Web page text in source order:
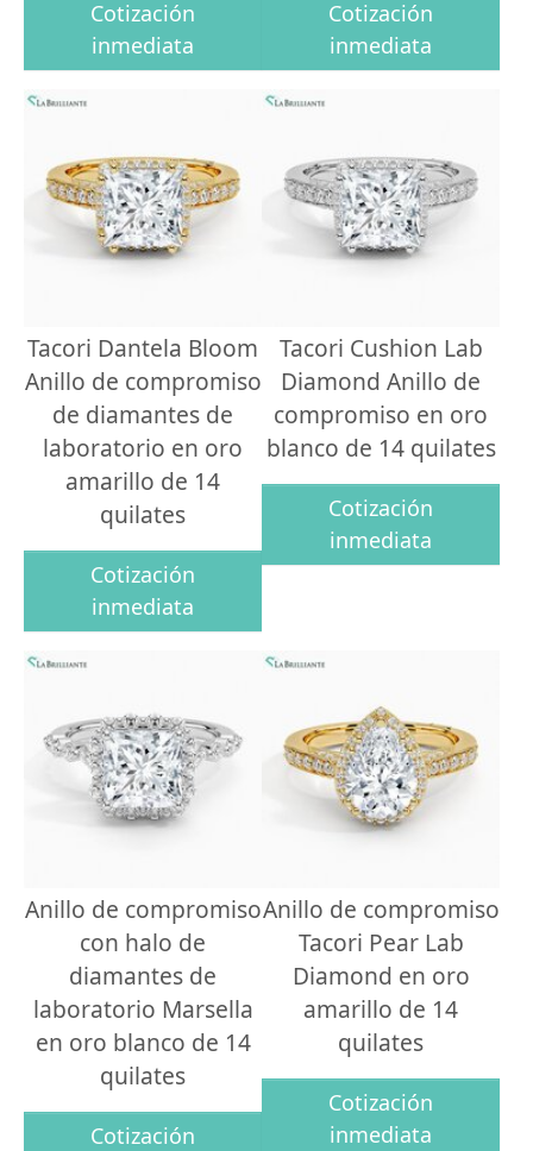
Cotización
inmediata
Cotización
inmediata
Tacori Dantela Bloom
Anillo de compromiso
de diamantes de
laboratorio en oro
amarillo de 14
quilates
Cotización
inmediata
Tacori Cushion Lab
Diamond Anillo de
compromiso en oro
blanco de 14 quilates
Cotización
inmediata
Anillo de compromiso
con halo de
diamantes de
laboratorio Marsella
en oro blanco de 14
quilates
Cotización
Anillo de compromiso
Tacori Pear Lab
Diamond en oro
amarillo de 14
quilates
Cotización
inmediata